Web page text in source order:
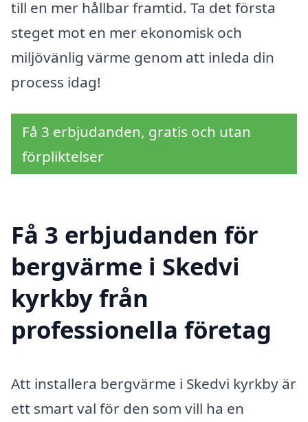
till en mer hållbar framtid. Ta det första
steget mot en mer ekonomisk och
miljövänlig värme genom att inleda din
process idag!
Få 3 erbjudanden, gratis och utan
förpliktelser
Få 3 erbjudanden för
bergvärme i Skedvi
kyrkby från
professionella företag
Att installera bergvärme i Skedvi kyrkby är
ett smart val för den som vill ha en